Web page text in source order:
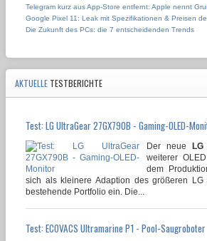
Telegram kurz aus App-Store entfernt: Apple nennt
Google Pixel 11: Leak mit Spezifikationen & Preisen
Die Zukunft des PCs: die 7 entscheidenden Trends
AKTUELLE TESTBERICHTE
Test: LG UltraGear 27GX790B - Gaming-OLED-
Der neue LG
weiterer
dem
sich als kleinere Adaption des größeren LG
bestehende Portfolio ein. Die...
Test: ECOVACS Ultramarine P1 - Pool-Saugroboter